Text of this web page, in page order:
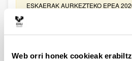
Web orri honek cookieak
ESKAERAK AURKEZTEKO EPEA
UPV/EHUn Azpiegitura Zientifikoa